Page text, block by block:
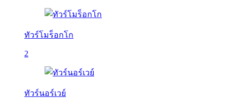
ทัวร์โมร็อกโก
2
ทัวร์นอร์เวย์